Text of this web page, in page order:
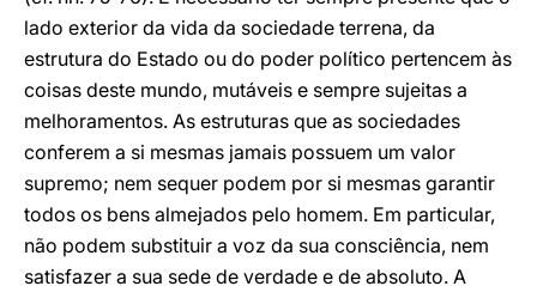
lado exterior da vida da sociedade terrena, da
estrutura do Estado ou do poder político pertencem às
coisas deste mundo, mutáveis e sempre sujeitas a
melhoramentos. As estruturas que as sociedades
conferem a si mesmas jamais possuem um valor
supremo; nem sequer podem por si mesmas garantir
todos os bens almejados pelo homem. Em particular,
não podem substituir a voz da sua consciência, nem
satisfazer a sua sede de verdade e de absoluto. A